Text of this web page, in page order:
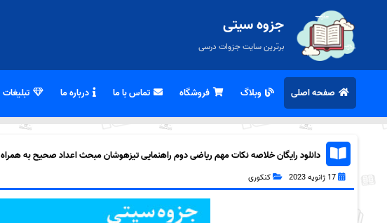
جزوه سیتی
برترین سایت جزوات درسی
صفحه اصلی وبلاگ فروشگاه تماس با ما درباره ما تبلیغات
دانلود رایگان خلاصه نکات مهم ریاضی دوم راهنمایی تیزهوشان مبحث اعداد صحیح به همراه pdf
17 ژانویه 2023 کنکوری